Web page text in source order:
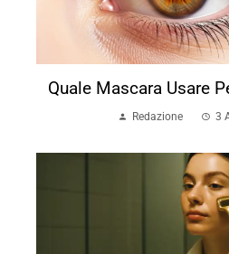
Quale Mascara Usare
Redazione 3